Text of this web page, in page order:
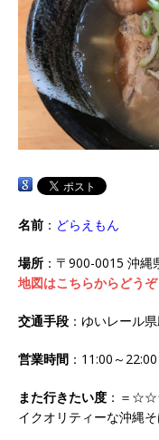
名前 ： どらえもん
場所 ：〒900-0015 沖
地図はこちらからどうぞ
交通手段 ：ゆいレール
営業時間 ：11:00～
また行きたい度 ：＝
イクオリティーな沖縄